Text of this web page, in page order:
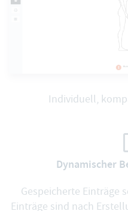
Individuell,
Dynamischer
Gespeicherte Einträge
Einträge sind nach